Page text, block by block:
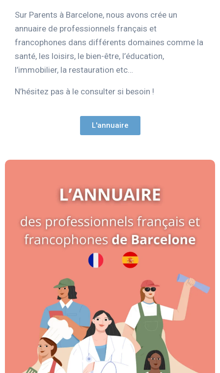
Sur Parents à Barcelone, nous avons crée un
annuaire de professionnels français et
francophones dans différents domaines comme la
santé, les loisirs, le bien-être, l’éducation,
l’immobilier, la restauration etc…
N’hésitez pas à le consulter si besoin !
L'annuaire